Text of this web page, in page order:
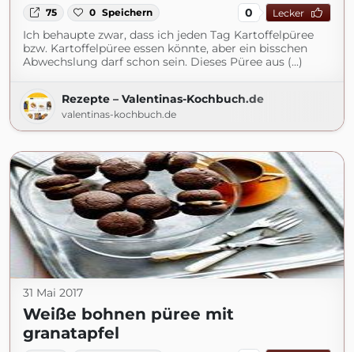
75 0 Speichern 0 Lecker
Ich behaupte zwar, dass ich jeden Tag Kartoffelpüree
bzw. Kartoffelpüree essen könnte, aber ein bisschen
Abwechslung darf schon sein. Dieses Püree aus (...)
Rezepte – Valentinas-Kochbuch.de
valentinas-kochbuch.de
31 Mai 2017
Weiße bohnen püree mit
granatapfel